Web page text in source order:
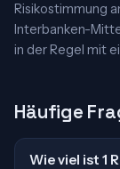
Risikostimmung
Interbanken-
in der Regel mit
Häufige
Wie viel ist 1